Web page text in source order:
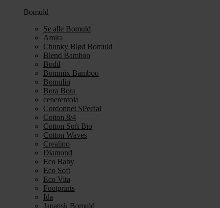
Bomuld
Se alle Bomuld
Amira
Chunky Blød Bomuld
Blend Bamboo
Bodil
Bommix Bamboo
Bomulin
Bora Bora
cenerentola
Cordonnet SPecial
Cotton 8/4
Cotton Soft Bio
Cotton Waves
Crealino
Diamond
Eco Baby
Eco Soft
Eco Vita
Footprints
Ida
Japansk Bomuld